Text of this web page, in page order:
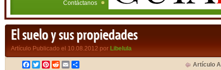
Contáctanos
El suelo y sus propiedades
Artículo Publicado el 10.08.2012 por Libelula
Facebook
TwitterPinterest
RedditEmail Artículo